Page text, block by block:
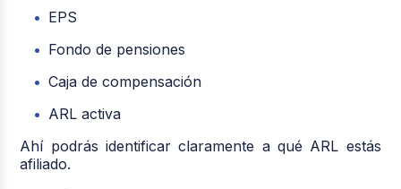
EPS
Fondo de pensiones
Caja de compensación
ARL activa
Ahí podrás identificar claramente a qué ARL estás
afiliado.